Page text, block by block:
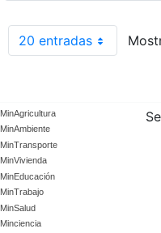
20 entradasPor página
MinAgricultura
MinAmbiente
MinTransporte
MinVivienda
MinEducación
MinTrabajo
MinSalud
Minciencia